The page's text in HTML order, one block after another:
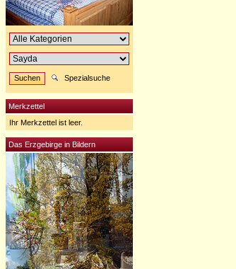
Spezialsuche
Merkzettel
Ihr Merkzettel ist leer.
Das Erzgebirge in Bildern